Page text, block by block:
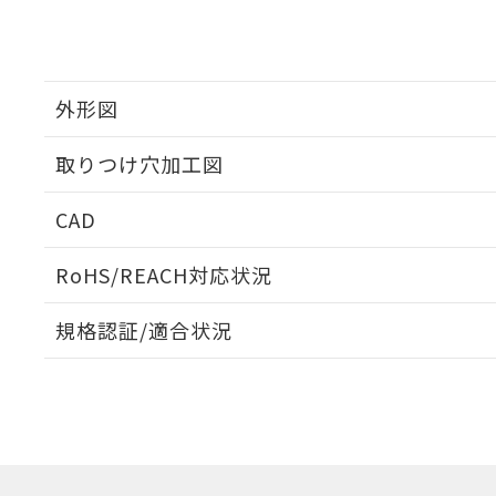
外形図
取りつけ穴加工図
CAD
RoHS/REACH対応状況
EU RoHS 注意事項・凡例
規格認証/適合状況